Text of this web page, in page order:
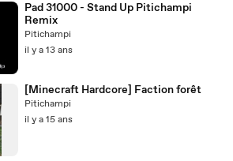
Pad 31000 - Stand Up Pitichampi
Remix
Pitichampi
il y a 13 ans
[Minecraft Hardcore] Faction forêt
Pitichampi
il y a 15 ans